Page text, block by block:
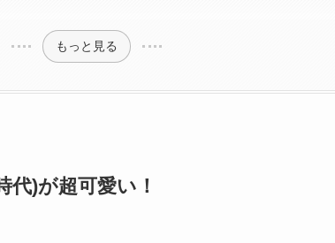
もっと見る
代)が超可愛い！